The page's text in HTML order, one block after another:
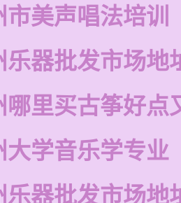
美声唱法培训
乐器批发市场地
哪里买古筝好点
大学音乐学专业
乐器批发市场地